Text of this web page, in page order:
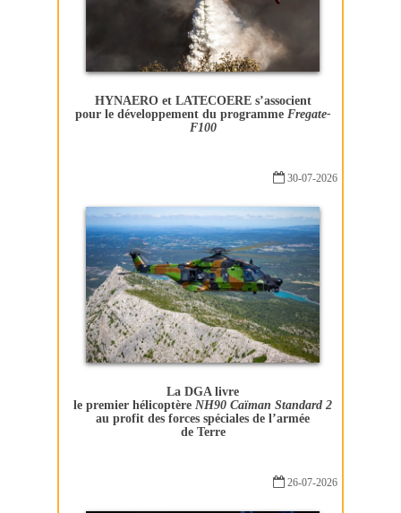
HYNAERO et LATECOERE s’associent
pour le développement du programme Fregate-
F100
30-07-2026
La DGA livre
le premier hélicoptère NH90 Caïman Standard 2
au profit des forces spéciales de l’armée
de Terre
26-07-2026